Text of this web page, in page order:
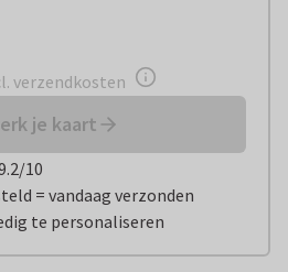
verzendkosten
je kaart
10
= vandaag verzonden
te personaliseren